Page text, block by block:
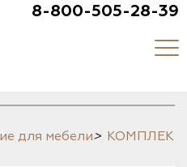
8-800-505-28-39
для мебели>